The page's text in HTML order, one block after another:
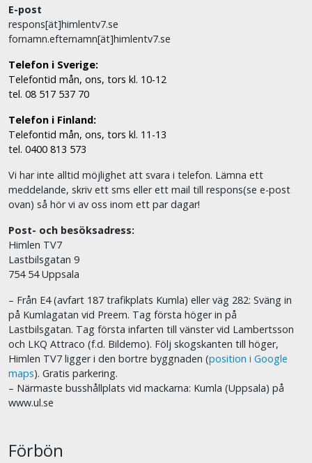
E-post
respons[ät]himlentv7.se
fornamn.efternamn[ät]himlentv7.se
Telefon i Sverige:
Telefontid mån, ons, tors kl. 10-12
tel. 08 517 537 70
Telefon i Finland:
Telefontid mån, ons, tors kl. 11-13
tel. 0400 813 573
Vi har inte alltid möjlighet att svara i telefon. Lämna ett
meddelande, skriv ett sms eller ett mail till respons(se e-post
ovan) så hör vi av oss inom ett par dagar!
Post- och besöksadress:
Himlen TV7
Lastbilsgatan 9
754 54 Uppsala
– Från E4 (avfart 187 trafikplats Kumla) eller väg 282: Sväng in
på Kumlagatan vid Preem. Tag första höger in på
Lastbilsgatan. Tag första infarten till vänster vid Lambertsson
och LKQ Attraco (f.d. Bildemo). Följ skogskanten till höger,
Himlen TV7 ligger i den bortre byggnaden (position i Google
maps). Gratis parkering.
– Närmaste busshållplats vid mackarna: Kumla (Uppsala) på
www.ul.se
Förbön